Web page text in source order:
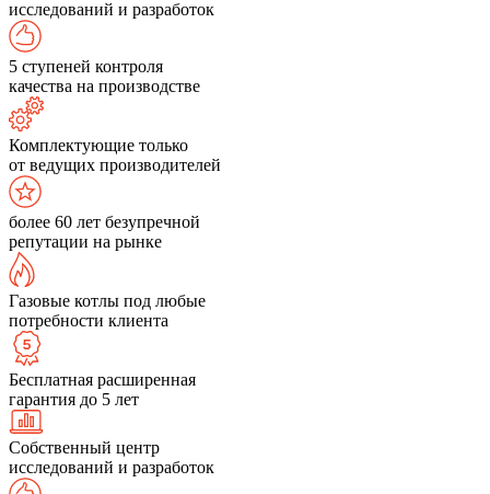
исследований и разработок
5 ступеней контроля
качества на производстве
Комплектующие только
от ведущих производителей
более 60 лет безупречной
репутации на рынке
Газовые котлы под любые
потребности клиента
Бесплатная расширенная
гарантия до 5 лет
Собственный центр
исследований и разработок